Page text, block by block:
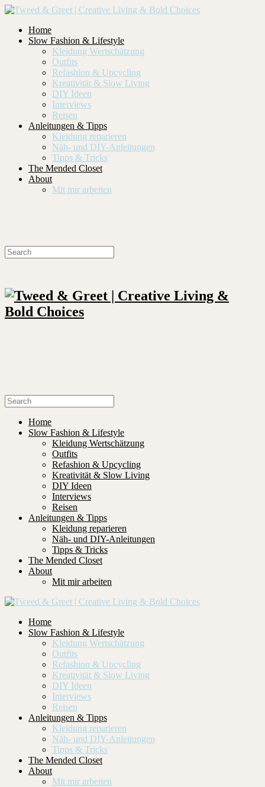
Home
Slow Fashion & Lifestyle
Kleidung Wertschätzung
Outfits
Refashion & Upcycling
Kreativität & Slow Living
DIY Ideen
Interviews
Reisen
Anleitungen & Tipps
Kleidung reparieren
Näh- und DIY-Anleitungen
Tipps & Tricks
The Mended Closet
About
Mit mir arbeiten
Home
Slow Fashion & Lifestyle
Kleidung Wertschätzung
Outfits
Refashion & Upcycling
Kreativität & Slow Living
DIY Ideen
Interviews
Reisen
Anleitungen & Tipps
Kleidung reparieren
Näh- und DIY-Anleitungen
Tipps & Tricks
The Mended Closet
About
Mit mir arbeiten
Home
Slow Fashion & Lifestyle
Kleidung Wertschätzung
Outfits
Refashion & Upcycling
Kreativität & Slow Living
DIY Ideen
Interviews
Reisen
Anleitungen & Tipps
Kleidung reparieren
Näh- und DIY-Anleitungen
Tipps & Tricks
The Mended Closet
About
Mit mir arbeiten